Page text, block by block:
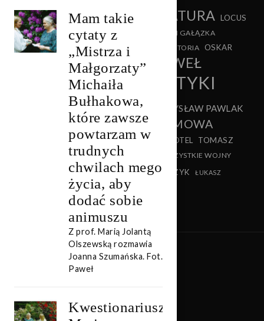
KWESTIONARIUSZ LITERATURA LOCUS
SOLUS MARCIN BARTNIKOWSKI MARCIN GAŁĄZKA
MONIKA MILEWSKA NIEKOŃCZĄCA SIĘ HISTORIA OSKAR
PAMIĘĆ PANI DALLOWAY
PAWEŁ
CZARNECKI
PISANIE
PRAKTYKI
CZYTANIA
PRZEMYSŁAW PAWLAK
RECENZJA ROZMOWA
TEATR TEATR MALABAR HOTEL
TOMASZ
VIRGINIA WOOLF
WSZYSTKIE WOJNY
WYWIAD XAWERY STAŃCZYK
ŁUKASZ
Mam takie
cytaty z
„Mistrza i
Małgorzaty”
Michaiła
Bułhakowa,
które zawsze
powtarzam w
trudnych
chwilach mego
życia, aby
dodać sobie
animuszu
Z prof. Marią Jolantą
Olszewską rozmawia
Joanna Szumańska. Fot.
Paweł
Kwestionariusz: